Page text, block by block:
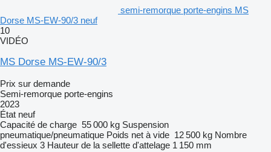
semi-remorque porte-engins MS
Dorse MS-EW-90/3 neuf
10
VIDÉO
MS Dorse MS-EW-90/3
Prix sur demande
Semi-remorque porte-engins
2023
État neuf
Capacité de charge 55 000 kg Suspension
pneumatique/pneumatique Poids net à vide 12 500 kg Nombre
d'essieux 3 Hauteur de la sellette d'attelage 1 150 mm